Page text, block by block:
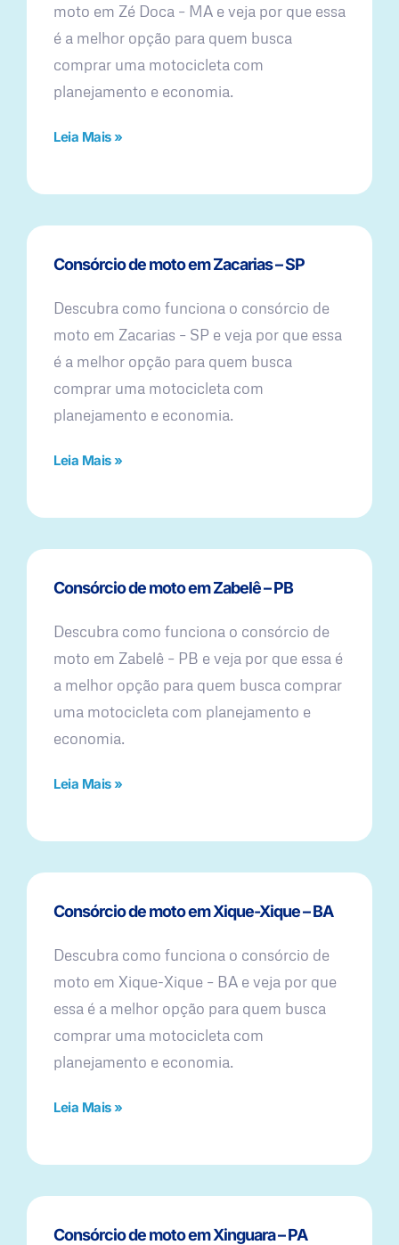
moto em Zé Doca – MA e veja por que essa
é a melhor opção para quem busca
comprar uma motocicleta com
planejamento e economia.
Leia Mais »
Consórcio de moto em Zacarias – SP
Descubra como funciona o consórcio de
moto em Zacarias – SP e veja por que essa
é a melhor opção para quem busca
comprar uma motocicleta com
planejamento e economia.
Leia Mais »
Consórcio de moto em Zabelê – PB
Descubra como funciona o consórcio de
moto em Zabelê – PB e veja por que essa é
a melhor opção para quem busca comprar
uma motocicleta com planejamento e
economia.
Leia Mais »
Consórcio de moto em Xique-Xique – BA
Descubra como funciona o consórcio de
moto em Xique-Xique – BA e veja por que
essa é a melhor opção para quem busca
comprar uma motocicleta com
planejamento e economia.
Leia Mais »
Consórcio de moto em Xinguara – PA